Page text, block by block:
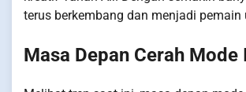
terus berkembang dan menjadi
Masa Depan Cerah Mode